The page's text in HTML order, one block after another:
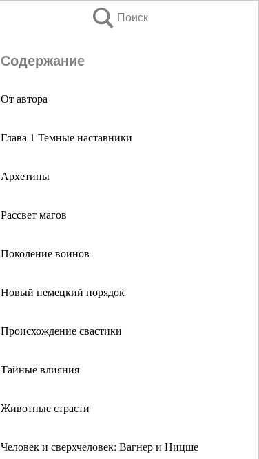
Поиск
Содержание
От автора
Глава 1 Темные наставники
Архетипы
Рассвет магов
Поколение воинов
Новый немецкий порядок
Происхождение свастики
Тайные влияния
Животные страсти
Человек и сверхчеловек: Вагнер и Ницше